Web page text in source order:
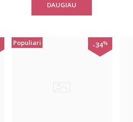
DAUGIAU
Populiari -34%